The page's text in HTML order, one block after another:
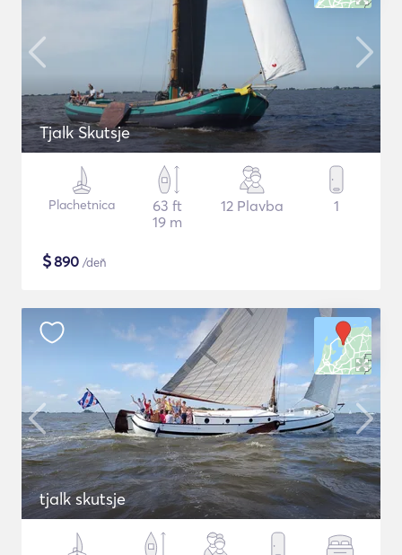
Tjalk Skutsje
Plachetnica
63 ft
19 m
12 Plavba 1
$890 /deň
tjalk skutsje